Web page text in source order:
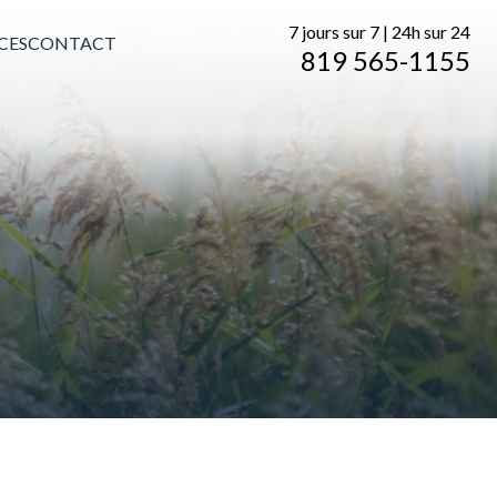
CONTACT
7 jours sur 7 | 24h sur 24
819 565-1155